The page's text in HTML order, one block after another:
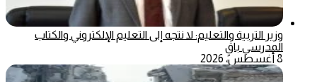
وزير التربية والتعليم: لا نتجه إلى التعليم الإلكتروني والكتاب
المدرسي باقٍ
8 أغسطس، 2026